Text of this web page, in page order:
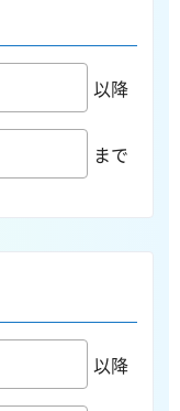
以降
まで
以降